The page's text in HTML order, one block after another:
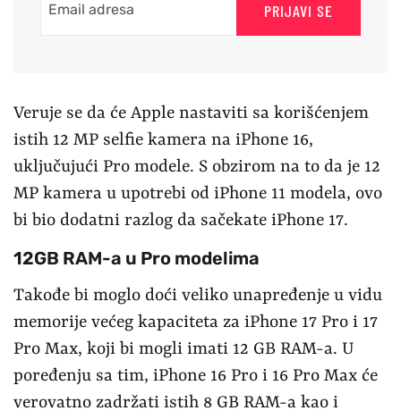
PRIJAVI SE
Veruje se da će Apple nastaviti sa korišćenjem
istih 12 MP selfie kamera na iPhone 16,
uključujući Pro modele. S obzirom na to da je 12
MP kamera u upotrebi od iPhone 11 modela, ovo
bi bio dodatni razlog da sačekate iPhone 17.
12GB RAM-a u Pro modelima
Takođe bi moglo doći veliko unapređenje u vidu
memorije većeg kapaciteta za iPhone 17 Pro i 17
Pro Max, koji bi mogli imati 12 GB RAM-a. U
poređenju sa tim, iPhone 16 Pro i 16 Pro Max će
verovatno zadržati istih 8 GB RAM-a kao i